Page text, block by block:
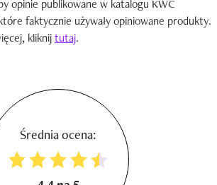
opinie publikowane w katalogu KWC
faktycznie używały opiniowane produkty.
kliknijtutaj.
Średnia ocena: